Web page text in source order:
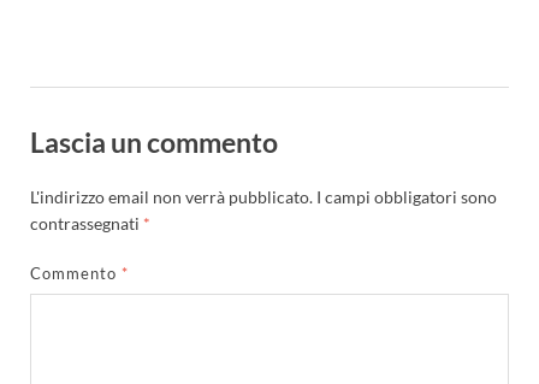
Lascia un commento
L'indirizzo email non verrà pubblicato. I campi obbligatori sono
contrassegnati *
Commento *